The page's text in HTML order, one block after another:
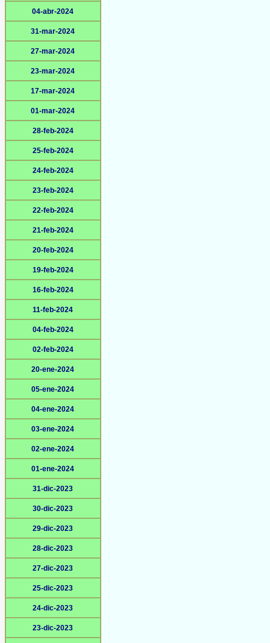
04-abr-2024
31-mar-2024
27-mar-2024
23-mar-2024
17-mar-2024
01-mar-2024
28-feb-2024
25-feb-2024
24-feb-2024
23-feb-2024
22-feb-2024
21-feb-2024
20-feb-2024
19-feb-2024
16-feb-2024
11-feb-2024
04-feb-2024
02-feb-2024
20-ene-2024
05-ene-2024
04-ene-2024
03-ene-2024
02-ene-2024
01-ene-2024
31-dic-2023
30-dic-2023
29-dic-2023
28-dic-2023
27-dic-2023
25-dic-2023
24-dic-2023
23-dic-2023